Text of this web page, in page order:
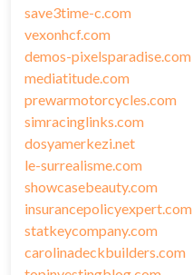
save3time-c.com
vexonhcf.com
demos-pixelsparadise.com
mediatitude.com
prewarmotorcycles.com
simracinglinks.com
dosyamerkezi.net
le-surrealisme.com
showcasebeauty.com
insurancepolicyexpert.com
statkeycompany.com
carolinadeckbuilders.com